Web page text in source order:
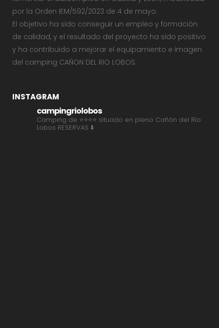
por la Orden IEM/592/2023 de 4 de mayo.
El objetivo ha sido conseguir un empleo y formación
de calidad, y el resultado del proyecto ha sido positivo
y ha contribuido a mejorar el equipamiento e imagen
del camping CAÑON DEL RIO LOBOS.
INSTAGRAM
campingriolobos
Camping de ⭐⭐⭐⭐ situado en pleno Cañón del Río
Lobos RESERVAS ⬇️